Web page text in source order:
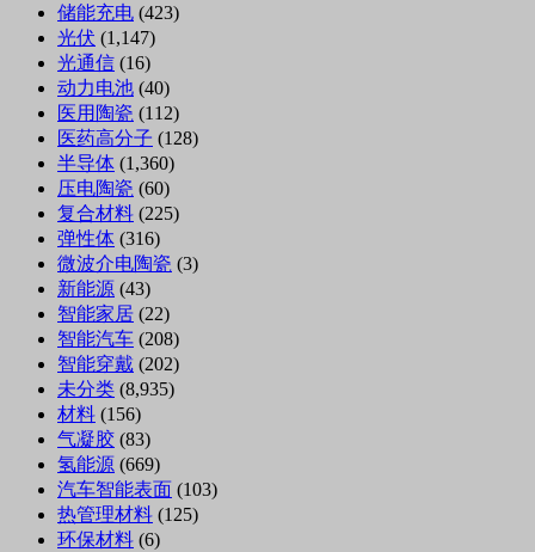
储能充电 (423)
光伏 (1,147)
光通信 (16)
动力电池 (40)
医用陶瓷 (112)
医药高分子 (128)
半导体 (1,360)
压电陶瓷 (60)
复合材料 (225)
弹性体 (316)
微波介电陶瓷 (3)
新能源 (43)
智能家居 (22)
智能汽车 (208)
智能穿戴 (202)
未分类 (8,935)
材料 (156)
气凝胶 (83)
氢能源 (669)
汽车智能表面 (103)
热管理材料 (125)
环保材料 (6)